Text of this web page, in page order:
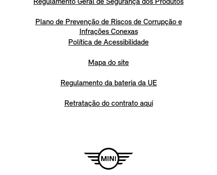
Regulamento Geral de Segurança dos Produtos
Plano de Prevenção de Riscos de Corrupção e
Infrações Conexas
Política de Acessibilidade
Mapa do site
Regulamento da bateria da UE
Retratação do contrato aqui